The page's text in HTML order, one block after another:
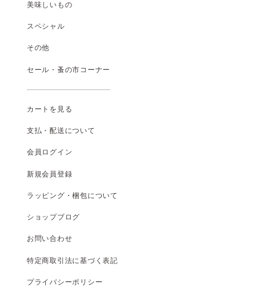
美味しいもの
スペシャル
その他
セール・蚤の市コーナー
カートを見る
支払 ・配送について
会員ログイン
新規会員登録
ラッピング・梱包について
ショップブログ
お問い合わせ
特定商取引法に基づく表記
プライバシーポリシー